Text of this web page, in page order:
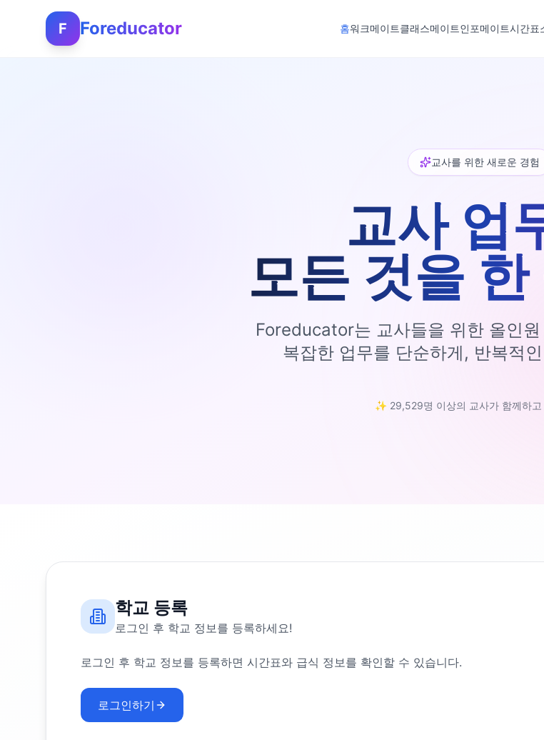
F Foreducator 홈워크메이트클래스메이트인포메이트시간표
교사를 위한 새로운 경험
교사 업
모든 것을
Foreducator는 교사들을 위한 올인
복잡한 업무를 단순하게, 반복적
✨ 29,529명 이상의 교사가 함께하고
학교 등록
로그인 후 학교 정보를 등록하세요!
로그인 후 학교 정보를 등록하면 시간표와 급식 정보를 확인할 수 있습니다.
로그인하기